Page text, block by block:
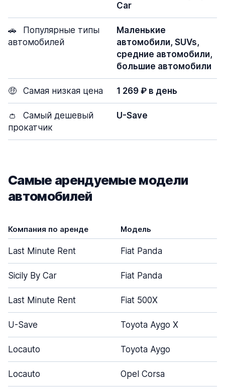
Car
🚗
Популярные типы
автомобилей
Маленькие
автомобили, SUVs,
средние автомобили,
большие автомобили
🤑 Самая низкая цена 1 269 ₽ в день
👛
Самый дешевый
прокатчик
U-Save
Самые арендуемые модели
автомобилей
Компания по аренде Модель
Last Minute Rent Fiat Panda
Sicily By Car Fiat Panda
Last Minute Rent Fiat 500X
U-Save Toyota Aygo X
Locauto Toyota Aygo
Locauto Opel Corsa